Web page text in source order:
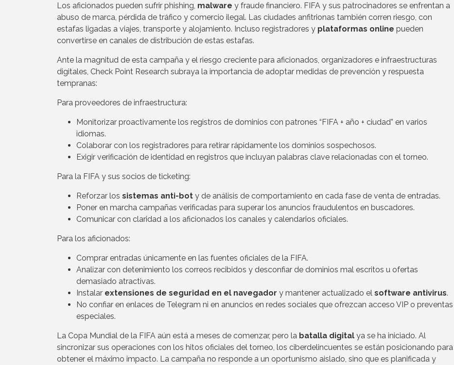
Los aficionados pueden sufrir phishing, malware y fraude financiero. FIFA y sus patrocinadores se enfrentan a
abuso de marca, pérdida de tráfico y comercio ilegal. Las ciudades anfitrionas también corren riesgo, con
estafas ligadas a viajes, transporte y alojamiento. Incluso registradores y plataformas online pueden
convertirse en canales de distribución de estas estafas.
Ante la magnitud de esta campaña y el riesgo creciente para aficionados, organizadores e infraestructuras
digitales, Check Point Research subraya la importancia de adoptar medidas de prevención y respuesta
tempranas:
Para proveedores de infraestructura:
Monitorizar proactivamente los registros de dominios con patrones “FIFA + año + ciudad” en varios
idiomas.
Colaborar con los registradores para retirar rápidamente los dominios sospechosos.
Exigir verificación de identidad en registros que incluyan palabras clave relacionadas con el torneo.
Para la FIFA y sus socios de ticketing:
Reforzar los sistemas anti-bot y de análisis de comportamiento en cada fase de venta de entradas.
Poner en marcha campañas verificadas para superar los anuncios fraudulentos en buscadores.
Comunicar con claridad a los aficionados los canales y calendarios oficiales.
Para los aficionados:
Comprar entradas únicamente en las fuentes oficiales de la FIFA.
Analizar con detenimiento los correos recibidos y desconfiar de dominios mal escritos u ofertas
demasiado atractivas.
Instalar extensiones de seguridad en el navegador y mantener actualizado el software antivirus.
No confiar en enlaces de Telegram ni en anuncios en redes sociales que ofrezcan acceso VIP o preventas
especiales.
La Copa Mundial de la FIFA aún está a meses de comenzar, pero la batalla digital ya se ha iniciado. Al
sincronizar sus operaciones con los hitos oficiales del torneo, los ciberdelincuentes se están posicionando para
obtener el máximo impacto. La campaña no responde a un oportunismo aislado, sino que es planificada y